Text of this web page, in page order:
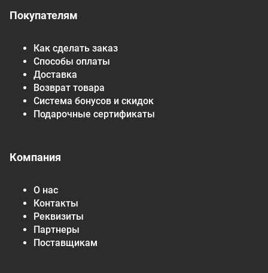
Покупателям
Как сделать заказ
Способы оплаты
Доставка
Возврат товара
Система бонусов и скидок
Подарочные сертификаты
Компания
О нас
Контакты
Реквизиты
Партнеры
Поставщикам